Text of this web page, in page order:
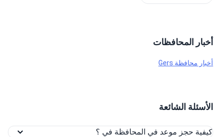
أخبار المحافظات
أخبار محافظة Gers
الأسئلة الشائعة
كيفية حجز موعد في المحافظة في ؟